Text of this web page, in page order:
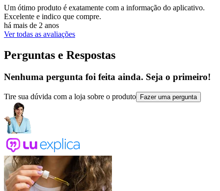
Um ótimo produto é exatamente com a informação do aplicativo.
Excelente e indico que compre.
há mais de 2 anos
Ver todas as avaliações
Perguntas e Respostas
Nenhuma pergunta foi feita ainda. Seja o primeiro!
Tire sua dúvida com a loja sobre o produto Fazer uma pergunta